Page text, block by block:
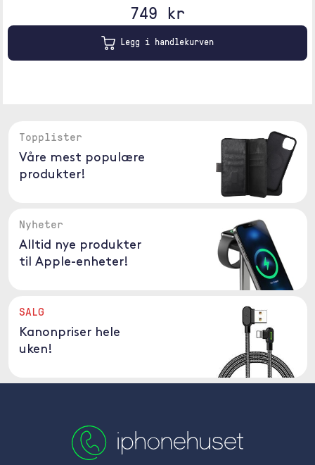
749 kr
Legg i handlekurven
Topplister
Våre mest populære
produkter!
Nyheter
Alltid nye produkter
til Apple-enheter!
SALG
Kanonpriser hele
uken!